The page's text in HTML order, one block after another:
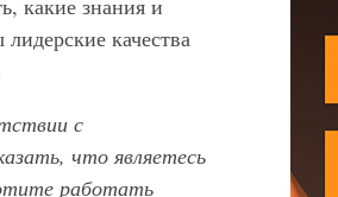
какие знания и
качества
с
что являетесь
работать